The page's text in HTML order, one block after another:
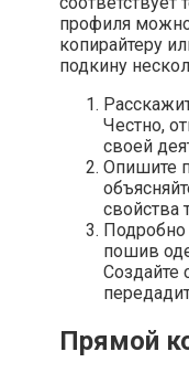
профиля
копирайтеру
подкину
Честно,
своей
Опишите
свойства
Подробно
пошив
Создайте
Прямой